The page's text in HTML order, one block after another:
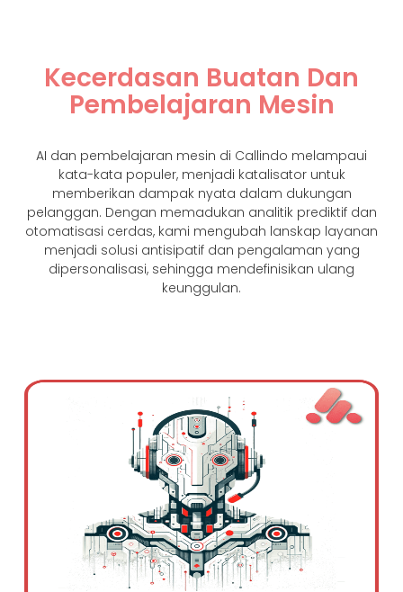
Kecerdasan Buatan Dan
Pembelajaran Mesin
AI dan pembelajaran mesin di Callindo melampaui
kata-kata populer, menjadi katalisator untuk
memberikan dampak nyata dalam dukungan
pelanggan. Dengan memadukan analitik prediktif dan
otomatisasi cerdas, kami mengubah lanskap layanan
menjadi solusi antisipatif dan pengalaman yang
dipersonalisasi, sehingga mendefinisikan ulang
keunggulan.